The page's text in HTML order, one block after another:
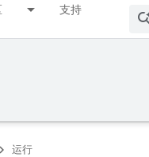
支持
运行